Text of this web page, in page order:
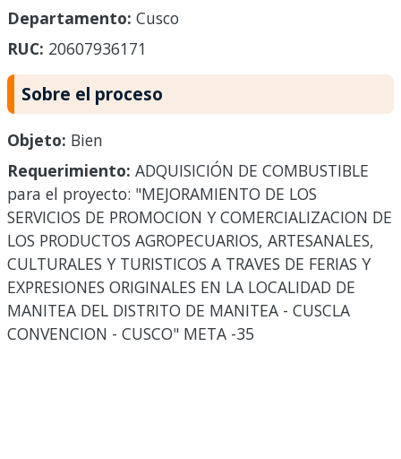
Departamento: Cusco
RUC: 20607936171
Sobre el proceso
Objeto: Bien
Requerimiento: ADQUISICIÓN DE COMBUSTIBLE
para el proyecto: "MEJORAMIENTO DE LOS
SERVICIOS DE PROMOCION Y COMERCIALIZACION DE
LOS PRODUCTOS AGROPECUARIOS, ARTESANALES,
CULTURALES Y TURISTICOS A TRAVES DE FERIAS Y
EXPRESIONES ORIGINALES EN LA LOCALIDAD DE
MANITEA DEL DISTRITO DE MANITEA - CUSCLA
CONVENCION - CUSCO" META -35